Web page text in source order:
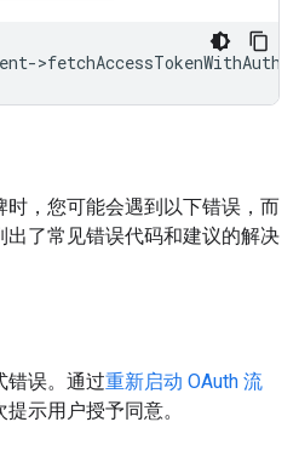
，您可能会遇到以下错误，而
了常见错误代码和建议的解决
错误。通过重新启动 OAuth 流
示用户授予同意。